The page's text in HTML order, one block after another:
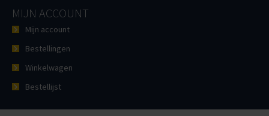
MIJN ACCOUNT
Mijn account
Bestellingen
Winkelwagen
Bestellijst